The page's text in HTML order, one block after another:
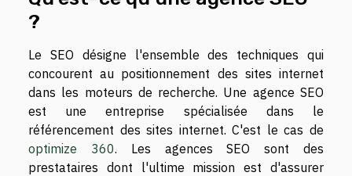
?
Le SEO désigne l'ensemble des techniques qui
concourent au positionnement des sites internet
dans les moteurs de recherche. Une agence SEO
est une entreprise spécialisée dans le
référencement des sites internet. C'est le cas de
optimize 360. Les agences SEO sont des
prestataires dont l'ultime mission est d'assurer